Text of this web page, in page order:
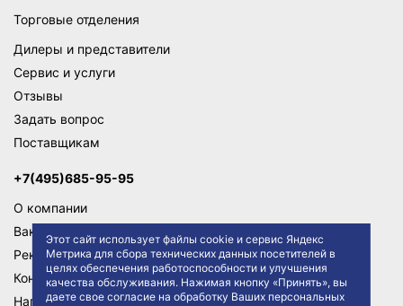
Этот сайт использует файлы cookie и сервис Яндекс
Метрика для сбора технических данных посетителей в
целях обеспечения работоспособности и улучшения
качества обслуживания. Нажимая кнопку «Принять», вы
даете свое согласие на обработку Ваших персональных
Торговые отделения
Дилеры и представители
Сервис и услуги
Отзывы
Задать вопрос
Поставщикам
+7(495)685-95-95
О компании
Вакансии
Реквизиты
Контакты
Написать директору